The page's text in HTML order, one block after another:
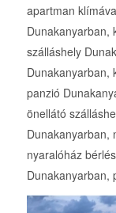
apartman
Dunakanyarban,
szálláshely
Dunakanyarban,
panzió
önellátó
Dunakanyarban,
nyaralóház
Dunakanyarban,